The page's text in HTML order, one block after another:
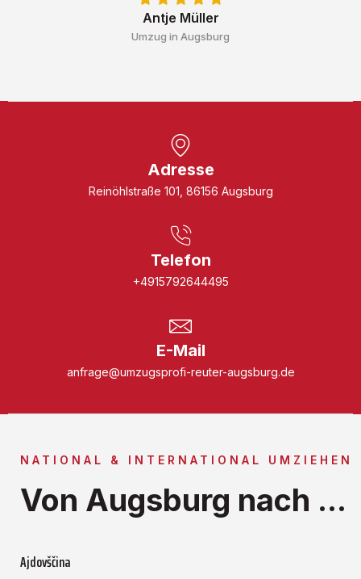
Antje Müller
Umzug in Augsburg
Adresse
Reinöhlstraße 101, 86156 Augsburg
Telefon
+4915792644495
E-Mail
anfrage@umzugsprofi-reuter-augsburg.de
NATIONAL & INTERNATIONAL UMZIEHEN
Von Augsburg nach ...
Ajdovščina